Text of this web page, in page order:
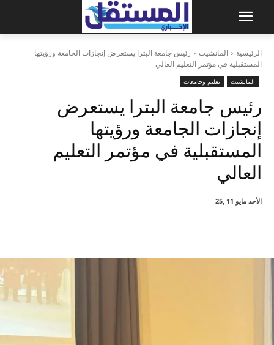
الرئيسية المانشيت
رئيس جامعة البترا يستعرض إنجازات الجامعة ورؤيتها
المستقبلية في مؤتمر التعليم العالي
المانشيت تعليم وجامعات
رئيس جامعة البترا يستعرض
إنجازات الجامعة ورؤيتها
المستقبلية في مؤتمر التعليم
العالي
الأحد مايو 11 ,25